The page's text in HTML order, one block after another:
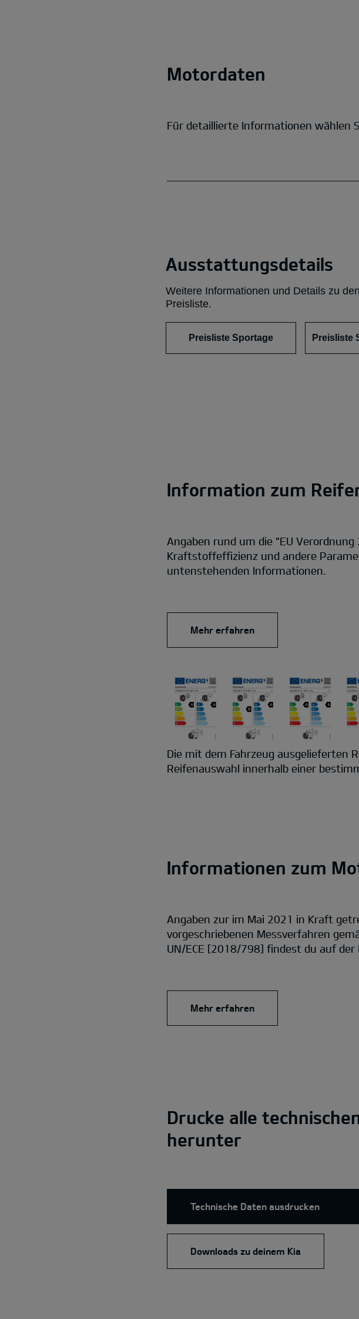
Motordaten
Für de­tail­lierte Informationen wählen
Ausstattungsdetails
Weitere Informationen und Details zu
Preisliste.
Preisliste Sportage Preisliste
Information zum
Angaben rund um die "EU
Kraftstoffeffizienz und andere
untenstehenden Informationen.
Mehr erfahren
Die mit dem Fahrzeug ausgelieferten
Reifenauswahl innerhalb einer
Informationen zum
Angaben zur im Mai 2021 in Kraft
vorgeschriebenen Messverfahren
UN/ECE [2018/798] findest du auf
Mehr erfahren
Drucke alle
herunter
Technische Daten ausdrucken
Downloads zu deinem Kia